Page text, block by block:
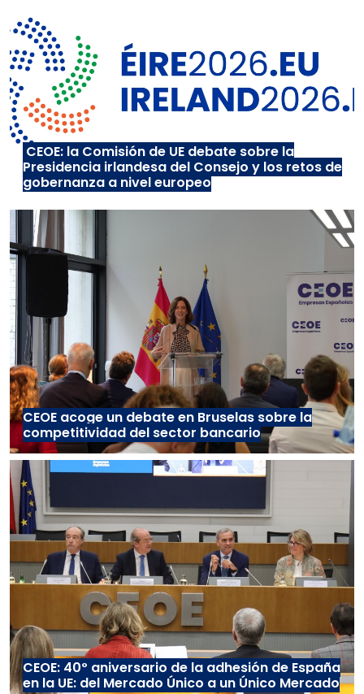
CEOE: la Comisión de UE debate sobre la
Presidencia irlandesa del Consejo y los retos de
gobernanza a nivel europeo
CEOE acoge un debate en Bruselas sobre la
competitividad del sector bancario
CEOE: 40º aniversario de la adhesión de España
en la UE: del Mercado Único a un Único Mercado